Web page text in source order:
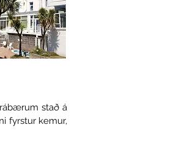
stað á
fyrstur kemur,